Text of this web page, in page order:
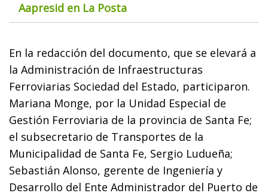
Aapresid en La Posta
En la redacción del documento, que se elevará a
la Administración de Infraestructuras
Ferroviarias Sociedad del Estado, participaron.
Mariana Monge, por la Unidad Especial de
Gestión Ferroviaria de la provincia de Santa Fe;
el subsecretario de Transportes de la
Municipalidad de Santa Fe, Sergio Ludueña;
Sebastián Alonso, gerente de Ingeniería y
Desarrollo del Ente Administrador del Puerto de